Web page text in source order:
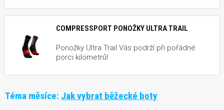
COMPRESSPORT PONOŽKY ULTRA TRAIL
Ponožky Ultra Trail Vás podrží při pořádné
porci kilometrů!
Téma měsíce: Jak vybrat běžecké boty